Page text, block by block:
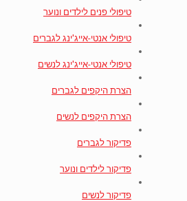
טיפולי פנים לילדים ונוער
טיפולי אנטי-אייג'ינג לגברים
טיפולי אנטי-אייג'ינג לנשים
הצרת היקפים לגברים
הצרת היקפים לנשים
פדיקור לגברים
פדיקור לילדים ונוער
פדיקור לנשים